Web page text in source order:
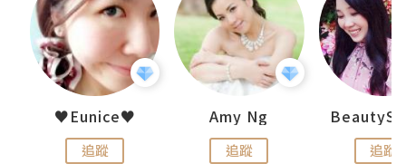
♥Eunice♥
追蹤
Amy Ng
追蹤 追蹤